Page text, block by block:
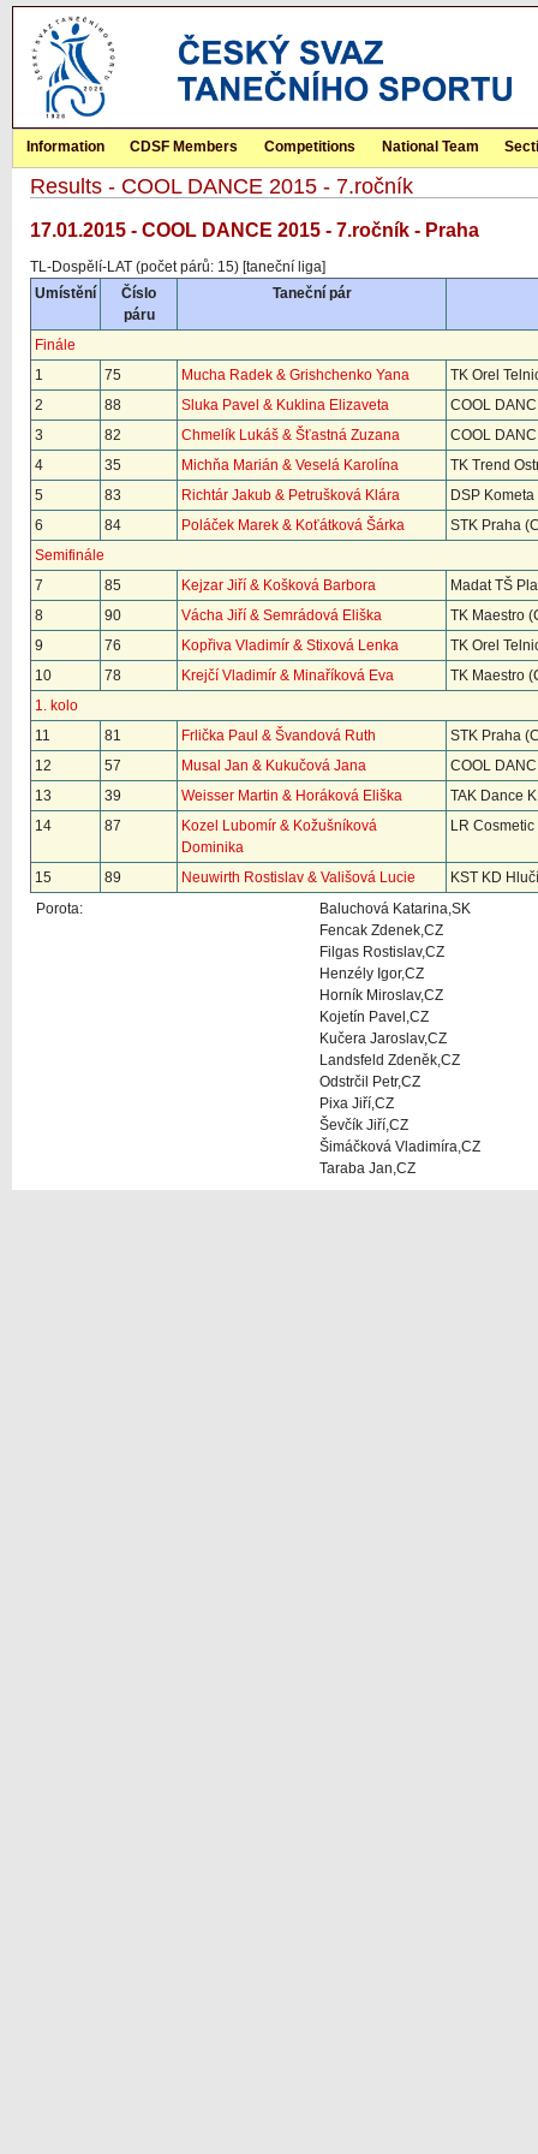
Information CDSF Members Competitions National Team
Results - COOL DANCE 2015 - 7.ročník
17.01.2015 - COOL DANCE 2015 - 7.ročník - Praha
TL-Dospělí-LAT (počet párů: 15) [taneční liga]
Umístění
Číslo
páru
Taneční pár
Finále
1
75 Mucha Radek & Grishchenko Yana
TK Orel
2
88 Sluka Pavel & Kuklina Elizaveta
COOL
3
82 Chmelík Lukáš & Šťastná Zuzana
COOL
4
35 Michňa Marián & Veselá Karolína
TK Trend
5
83 Richtár Jakub & Petrušková Klára
DSP
6
84 Poláček Marek & Koťátková Šárka
STK Praha
Semifinále
7
85 Kejzar Jiří & Košková Barbora
Madat TŠ
8
90 Vácha Jiří & Semrádová Eliška
TK Maestro
9
76 Kopřiva Vladimír & Stixová Lenka
TK Orel
10
78 Krejčí Vladimír & Minaříková Eva
TK Maestro
1. kolo
11
81 Frlička Paul & Švandová Ruth
STK Praha
12
57 Musal Jan & Kukučová Jana
COOL
13
39 Weisser Martin & Horáková Eliška
TAK Dance
14
87
Kozel Lubomír & Kožušníková
Dominika
LR
15 89 Neuwirth Rostislav & Vališová Lucie
KST KD
Porota:
Baluchová Katarina,SK
Fencak Zdenek,CZ
Filgas Rostislav,CZ
Henzély Igor,CZ
Horník Miroslav,CZ
Kojetín Pavel,CZ
Kučera Jaroslav,CZ
Landsfeld Zdeněk,CZ
Odstrčil Petr,CZ
Pixa Jiří,CZ
Ševčík Jiří,CZ
Šimáčková Vladimíra,CZ
Taraba Jan,CZ